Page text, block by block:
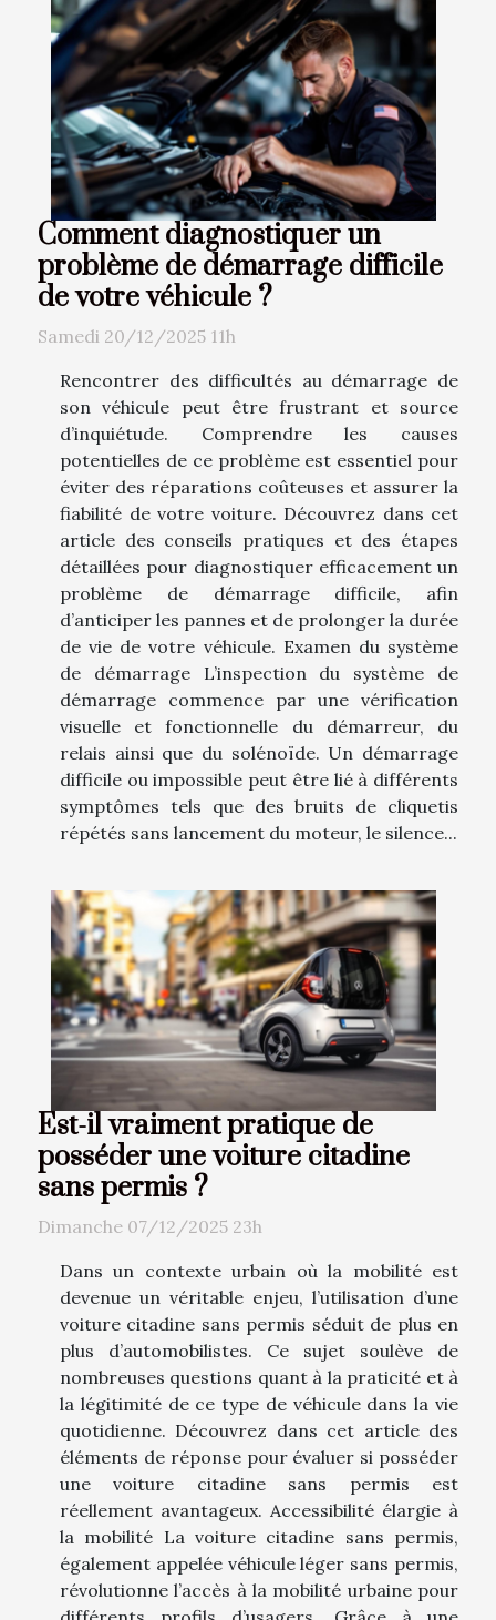
Comment diagnostiquer un
problème de démarrage difficile
de votre véhicule ?
Samedi 20/12/2025 11h
Rencontrer des difficultés au démarrage de
son véhicule peut être frustrant et source
d’inquiétude. Comprendre les causes
potentielles de ce problème est essentiel pour
éviter des réparations coûteuses et assurer la
fiabilité de votre voiture. Découvrez dans cet
article des conseils pratiques et des étapes
détaillées pour diagnostiquer efficacement un
problème de démarrage difficile, afin
d’anticiper les pannes et de prolonger la durée
de vie de votre véhicule. Examen du système
de démarrage L’inspection du système de
démarrage commence par une vérification
visuelle et fonctionnelle du démarreur, du
relais ainsi que du solénoïde. Un démarrage
difficile ou impossible peut être lié à différents
symptômes tels que des bruits de cliquetis
répétés sans lancement du moteur, le silence...
Est-il vraiment pratique de
posséder une voiture citadine
sans permis ?
Dimanche 07/12/2025 23h
Dans un contexte urbain où la mobilité est
devenue un véritable enjeu, l’utilisation d’une
voiture citadine sans permis séduit de plus en
plus d’automobilistes. Ce sujet soulève de
nombreuses questions quant à la praticité et à
la légitimité de ce type de véhicule dans la vie
quotidienne. Découvrez dans cet article des
éléments de réponse pour évaluer si posséder
une voiture citadine sans permis est
réellement avantageux. Accessibilité élargie à
la mobilité La voiture citadine sans permis,
également appelée véhicule léger sans permis,
révolutionne l’accès à la mobilité urbaine pour